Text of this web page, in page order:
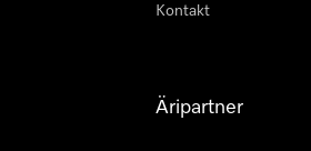
Kontakt
Äripartner